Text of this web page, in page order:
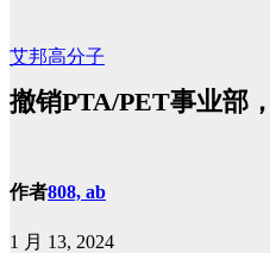
艾邦高分子
撤销PTA/PET事业部
作者808, ab
1 月 13, 2024